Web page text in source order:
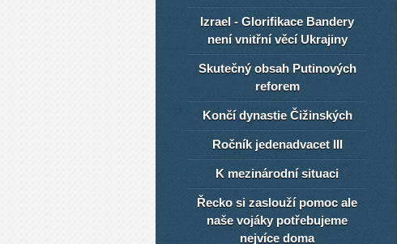
Izrael - Glorifikace Bandery
není vnitřní věcí Ukrajiny
Skutečný obsah Putinových
reforem
Končí dynastie Čižinských
Ročník jedenadvacet III
K mezinárodní situaci
Řecko si zaslouží pomoc ale
naše vojáky potřebujeme
nejvíce doma